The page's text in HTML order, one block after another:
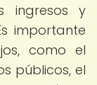
ingresos y
importante
como el
públicos, el